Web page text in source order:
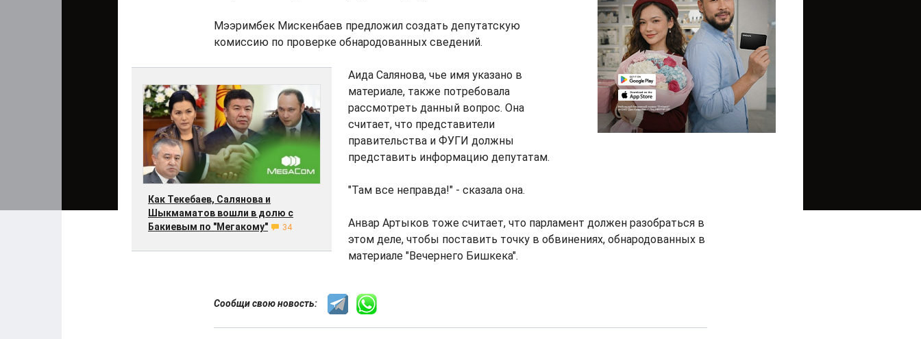
Мээримбек Мискенбаев предложил создать депутатскую
комиссию по проверке обнародованных сведений.
Как Текебаев, Салянова и
Шыкмаматов вошли в долю с
Бакиевым по "Мегакому"
34
Аида Салянова, чье имя указано в
материале, также потребовала
рассмотреть данный вопрос. Она
считает, что представители
правительства и ФУГИ должны
представить информацию депутатам.
"Там все неправда!" - сказала она.
Анвар Артыков тоже считает, что парламент должен разобраться в
этом деле, чтобы поставить точку в обвинениях, обнародованных в
материале "Вечернего Бишкека".
Сообщи свою новость: